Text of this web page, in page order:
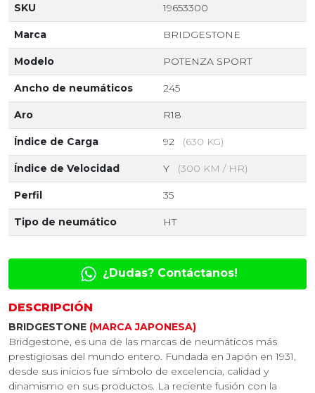
SKU 19653300
Marca BRIDGESTONE
Modelo POTENZA SPORT
Ancho de neumáticos 245
Aro R18
Índice de Carga 92 (630 KG)
Índice de Velocidad Y (300 KM / HR)
Perfil 35
Tipo de neumático HT
¿Dudas? Contáctanos!
DESCRIPCIÓN
BRIDGESTONE (MARCA JAPONESA)
Bridgestone, es una de las marcas de neumáticos más
prestigiosas del mundo entero. Fundada en Japón en 1931,
desde sus inicios fue símbolo de excelencia, calidad y
dinamismo en sus productos. La reciente fusión con la